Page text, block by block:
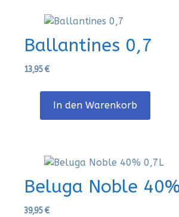
Ballantines 0,7
13,95€
In den Warenkorb
Beluga Noble
39,95€